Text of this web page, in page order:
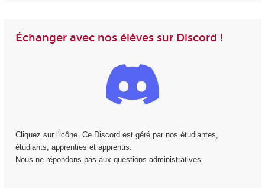
Échanger avec nos élèves sur Discord !
Cliquez sur l'icône. Ce Discord est géré par nos étudiantes,
étudiants, apprenties et apprentis.
Nous ne répondons pas aux questions administratives.